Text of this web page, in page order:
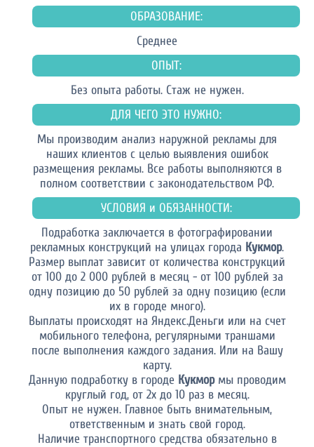
ОБРАЗОВАНИЕ:
Среднее
ОПЫТ:
Без опыта работы. Стаж не нужен.
ДЛЯ ЧЕГО ЭТО НУЖНО:
Мы производим анализ наружной рекламы для
наших клиентов с целью выявления ошибок
размещения рекламы. Все работы выполняются в
полном соответствии с законодательством РФ.
УСЛОВИЯ и ОБЯЗАННОСТИ:
Подработка заключается в фотографировании
рекламных конструкций на улицах города Кукмор.
Размер выплат зависит от количества конструкций
от 100 до 2 000 рублей в месяц - от 100 рублей за
одну позицию до 50 рублей за одну позицию (если
их в городе много).
Выплаты происходят на Яндекс.Деньги или на счет
мобильного телефона, регулярными траншами
после выполнения каждого задания. Или на Вашу
карту.
Данную подработку в городе Кукмормы проводим
круглый год, от 2х до 10 раз в месяц.
Опыт не нужен. Главное быть внимательным,
ответственным и знать свой город.
Наличие транспортного средства обязательно в